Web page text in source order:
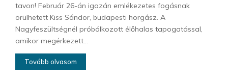
tavon! Február 26-án igazán emlékezetes fogásnak
örülhetett Kiss Sándor, budapesti horgász. A
Nagyfeszültségnél próbálkozott élőhalas tapogatással,
amikor megérkezett...
Tovább olvasom